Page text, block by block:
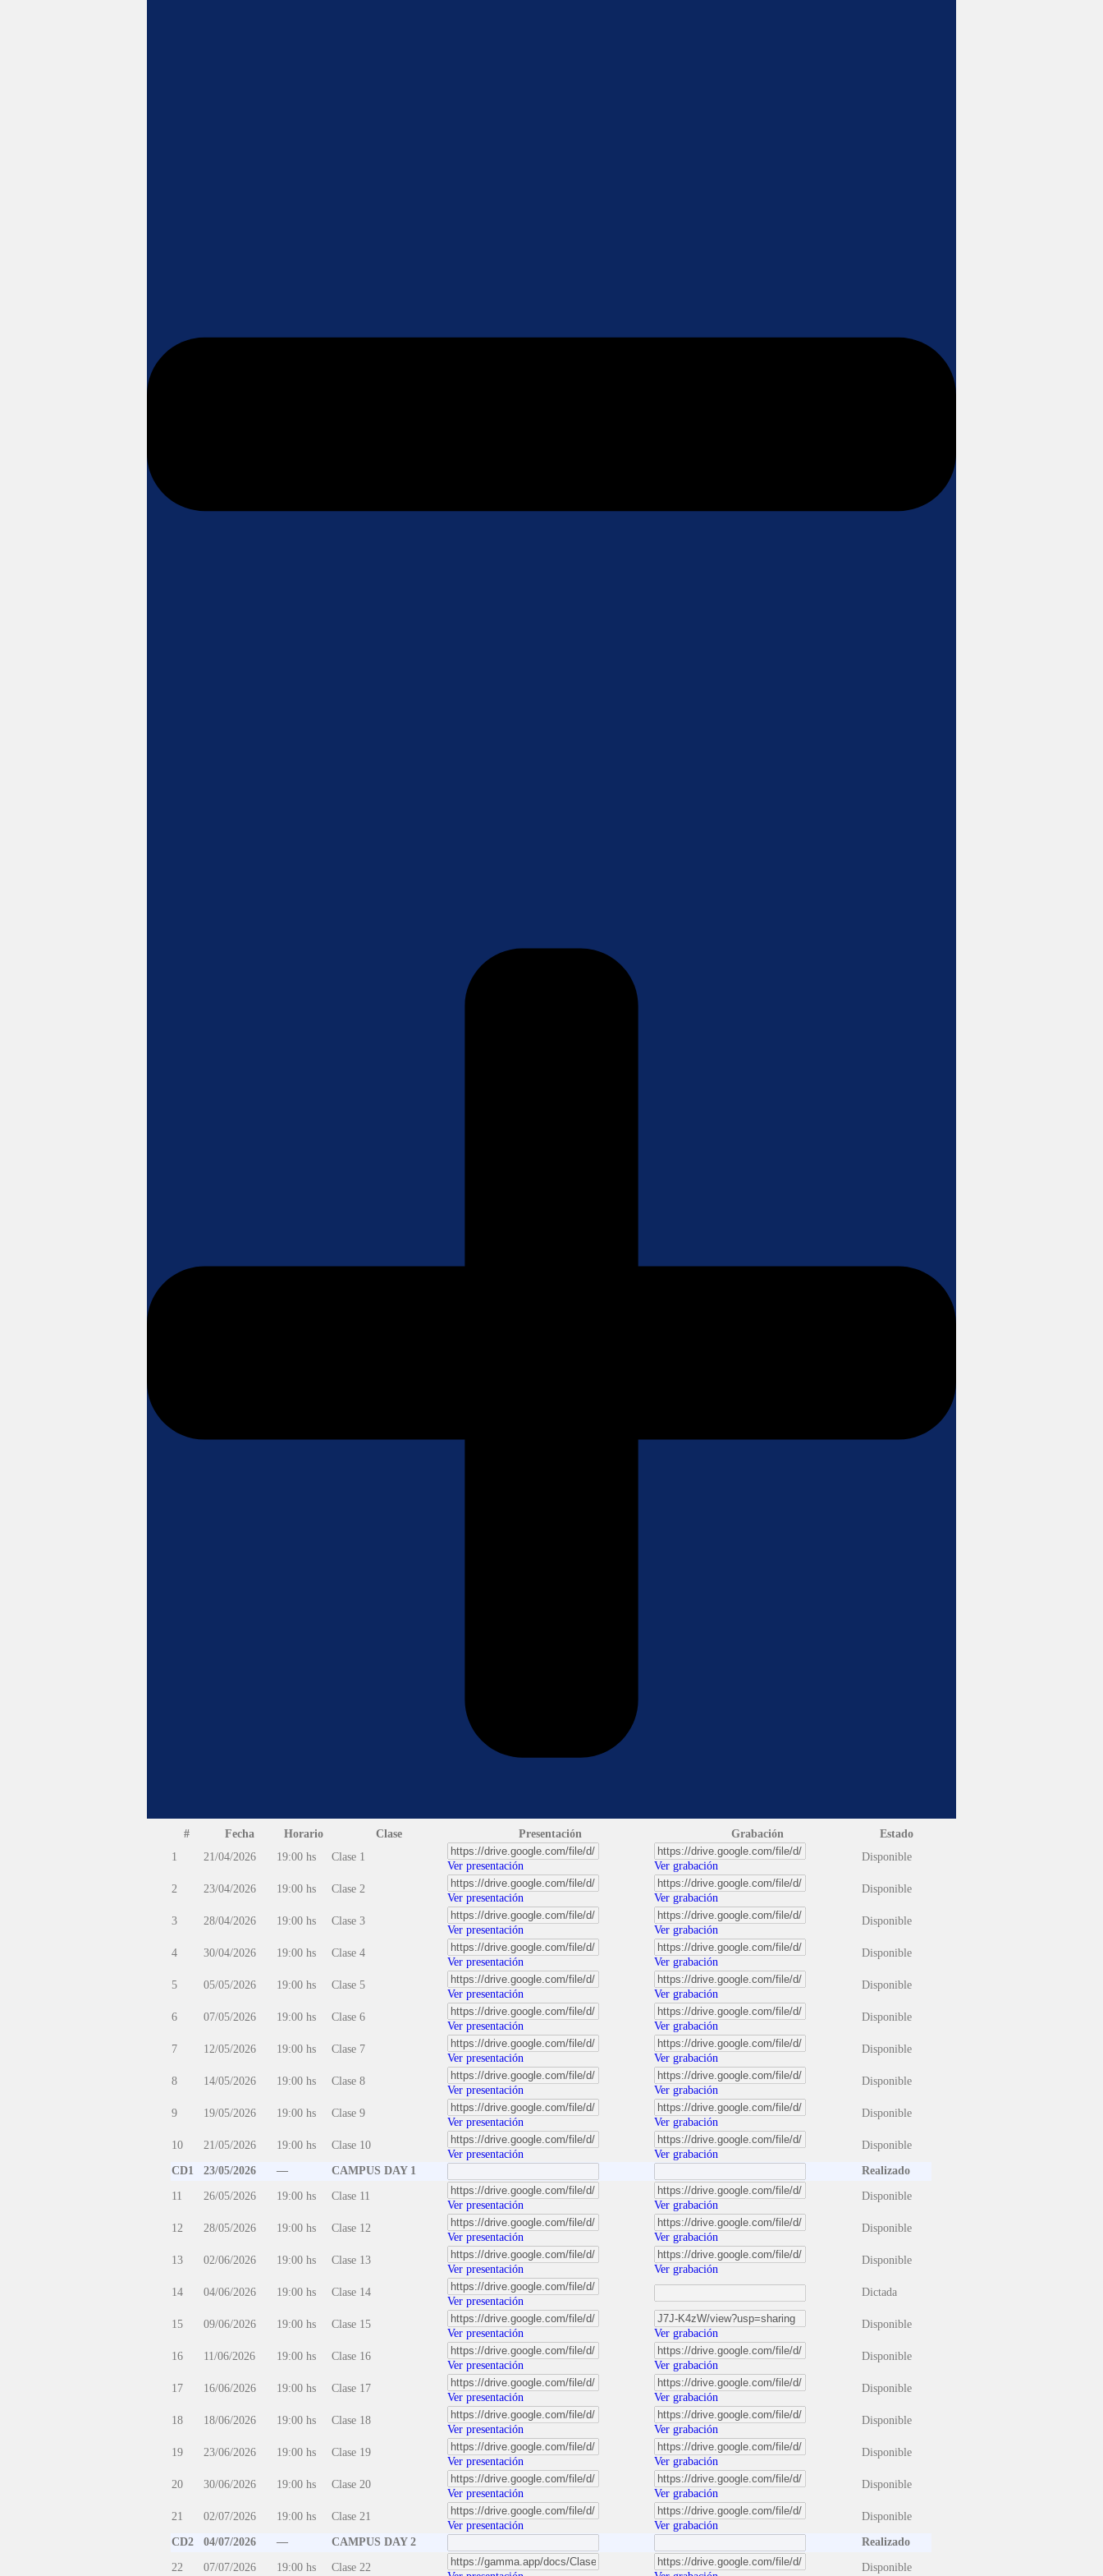
# Fecha Horario Clase Presentación Grabación
Estado
1
21/04/2026 19:00 hs Clase 1
Ver presentación Ver grabación
Disponible
2 23/04/2026 19:00 hs Clase 2
Ver presentación Ver grabación
Disponible
3 28/04/2026 19:00 hs Clase 3
Ver presentación Ver grabación
Disponible
4 30/04/2026 19:00 hs Clase 4
Ver presentación Ver grabación
Disponible
5 05/05/2026 19:00 hs Clase 5
Ver presentación Ver grabación
Disponible
6 07/05/2026 19:00 hs Clase 6
Ver presentación Ver grabación
Disponible
7 12/05/2026 19:00 hs Clase 7
Ver presentación Ver grabación
Disponible
8 14/05/2026 19:00 hs Clase 8
Ver presentación Ver grabación
Disponible
9 19/05/2026 19:00 hs Clase 9
Ver presentación Ver grabación
Disponible
10 21/05/2026 19:00 hs Clase 10
Ver presentación Ver grabación
Disponible
CD1 23/05/2026 — CAMPUS DAY 1 Realizado
11 26/05/2026 19:00 hs Clase 11
Ver presentación Ver grabación
Disponible
12 28/05/2026 19:00 hs Clase 12
Ver presentación Ver grabación
Disponible
13 02/06/2026 19:00 hs Clase 13
Ver presentación Ver grabación
Disponible
14 04/06/2026 19:00 hs Clase 14
Ver presentación
Dictada
15 09/06/2026 19:00 hs Clase 15
Ver presentación Ver grabación
Disponible
16 11/06/2026 19:00 hs Clase 16
Ver presentación Ver grabación
Disponible
17 16/06/2026 19:00 hs Clase 17
Ver presentación Ver grabación
Disponible
18 18/06/2026 19:00 hs Clase 18
Ver presentación Ver grabación
Disponible
19 23/06/2026 19:00 hs Clase 19
Ver presentación Ver grabación
Disponible
20 30/06/2026 19:00 hs Clase 20
Ver presentación Ver grabación
Disponible
21 02/07/2026 19:00 hs Clase 21
Ver presentación Ver grabación
Disponible
CD2 04/07/2026 — CAMPUS DAY 2 Realizado
22 07/07/2026 19:00 hs Clase 22 Disponible